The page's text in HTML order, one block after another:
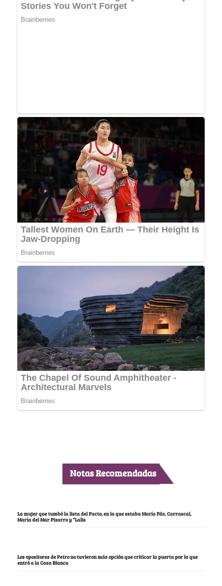
Notas Recomendadas
La mujer que tumbó la lista del Pacto, en la que estaba María Fda. Carrascal,
María del Mar Pizarro y “Lalis
Los opositores de Petro no tuvieron más opción que criticar la puerta por la que
entró a la Casa Blanca